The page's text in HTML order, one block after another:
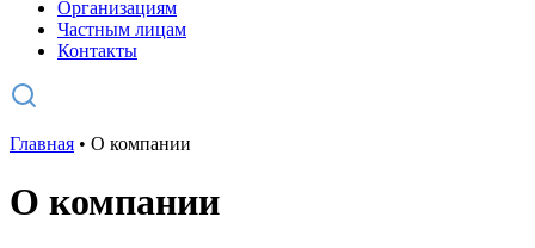
Организациям
Частным лицам
Контакты
Главная • О компании
О компании